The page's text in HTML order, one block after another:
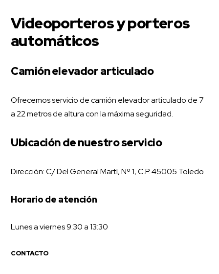
Videoporteros y porteros
automáticos
Camión elevador articulado
Ofrecemos servicio de camión elevador articulado de 7
a 22 metros de altura con la máxima seguridad.
Ubicación de nuestro servicio
Dirección: C/ Del General Martí, Nº 1, C.P. 45005 Toledo
Horario de atención
Lunes a viernes 9:30 a 13:30
CONTACTO